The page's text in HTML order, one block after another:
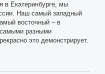
в Екатеринбурге, мы
Наш самый западный
восточный – в
разными
это демонстрирует.